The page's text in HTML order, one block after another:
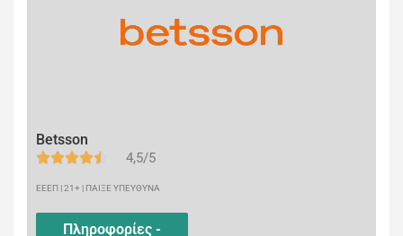
Betsson
4,5/5
ΕΕΕΠ | 21+ | ΠΑΙΞΕ ΥΠΕΥΘΥΝΑ
Πληροφορίες -